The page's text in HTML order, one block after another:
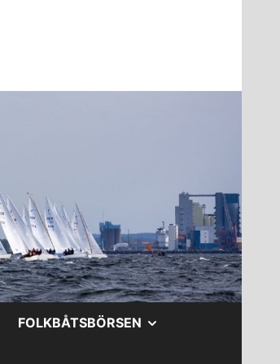
VISAFOLKBÅTSBÖRSEN